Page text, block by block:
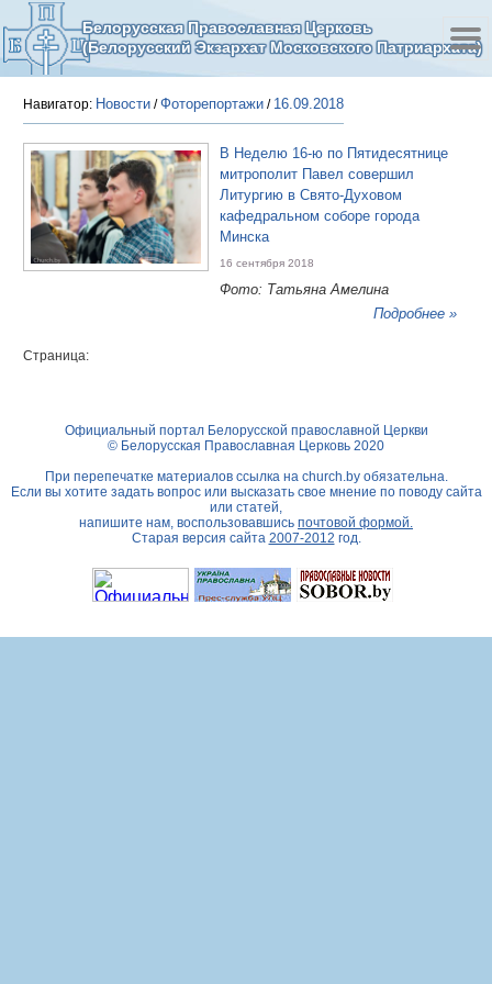
Белорусская Православная Церковь
(Белорусский Экзархат Московского Патриархата)
Навигатор: Новости /Фоторепортажи / 16.09.2018
В Неделю 16-ю по Пятидесятнице
митрополит Павел совершил
Литургию в Свято-Духовом
кафедральном соборе города
Минска
16 сентября 2018
Фото: Татьяна Амелина
Подробнее »
Страница:
Официальный портал Белорусской православной Церкви
© Белорусская Православная Церковь 2020
При перепечатке материалов ссылка на church.byобязательна.
Если вы хотите задать вопрос или высказать свое мнение по поводу сайта
или статей,
напишите нам, воспользовавшись почтовой формой.
Старая версия сайта 2007-2012 год.